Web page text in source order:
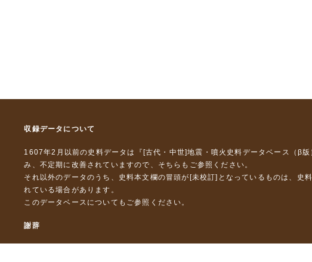
収録データについて
1607年2月以前の史料データは『 [古代・中世]地震・噴火史料データベース（β版
み、不定期に改善されていますので、 そちら もご参照ください。
それ以外のデータのうち、史料本文欄の冒頭が[未校訂]となっているものは、
れている場合があります。
このデータベースについて もご参照ください。
謝辞